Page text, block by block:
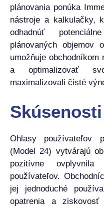
plánovania ponúka
nástroje a kalkulačky,
odhadnúť
plánovaných objemov
umožňuje obchodníkom
a optimalizovať
maximalizovali čisté
Ohlasy používateľov
(Model 24) vytvárajú
pozitívne
používateľov.
jej jednoduché
opatrenia a ziskovosť